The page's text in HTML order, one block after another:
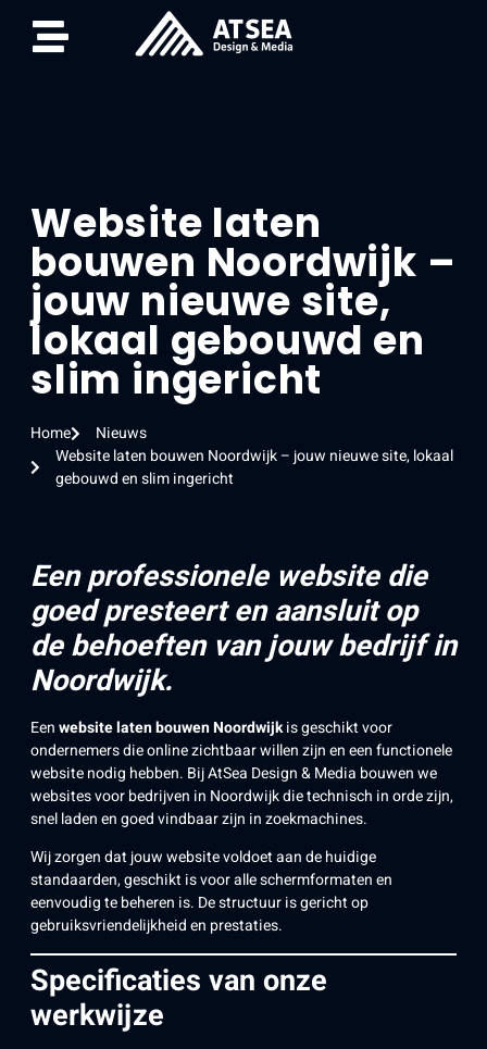
Website laten
bouwen Noordwijk –
jouw nieuwe site,
lokaal gebouwd en
slim ingericht
Home
Nieuws
Website laten bouwen Noordwijk – jouw nieuwe site, lokaal
gebouwd en slim ingericht
Een professionele website die
goed presteert en aansluit op
de behoeften van jouw bedrijf in
Noordwijk.
Eenwebsite laten bouwen Noordwijkis geschikt voor
ondernemers die online zichtbaar willen zijn en een functionele
website nodig hebben. Bij AtSea Design & Media bouwen we
websites voor bedrijven in Noordwijk die technisch in orde zijn,
snel laden en goed vindbaar zijn in zoekmachines.
Wij zorgen dat jouw website voldoet aan de huidige
standaarden, geschikt is voor alle schermformaten en
eenvoudig te beheren is. De structuur is gericht op
gebruiksvriendelijkheid en prestaties.
Specificaties van onze
werkwijze